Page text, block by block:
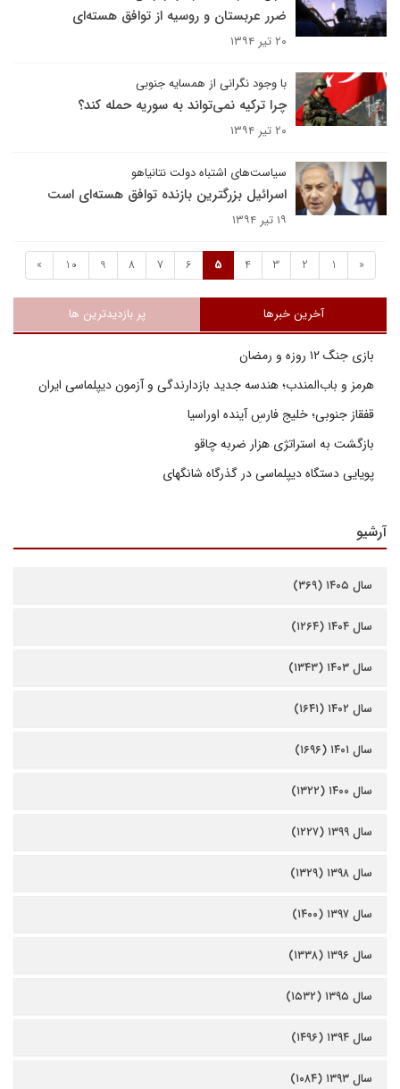
ضرر عربستان و روسیه از توافق هسته‌ای
۲۰ تیر ۱۳۹۴
با وجود نگرانی از همسایه‌ جنوبی
چرا ترکیه نمی‌تواند به سوریه حمله کند؟
۲۰ تیر ۱۳۹۴
سیاست‌های اشتباه دولت نتانیاهو
اسرائیل بزرگترین بازنده توافق هسته‌ای است
۱۹ تیر ۱۳۹۴
«
1
2
3
4
5
6
7
8
9
10
»
آخرین خبرها پر بازدیدترین ها
بازی جنگ ۱۲ روزه و رمضان
هرمز و باب‌المندب؛ هندسه جدید بازدارندگی و آزمون دیپلماسی ایران
قفقاز جنوبی؛ خلیج فارسِ آینده اوراسیا
بازگشت به استراتژی هزار ضربه چاقو
پویایی دستگاه دیپلماسی در گذرگاه شانگهای
آرشیو
سال ۱۴۰۵ (۳۶۹)
سال ۱۴۰۴ (۱۲۶۴)
سال ۱۴۰۳ (۱۳۴۳)
سال ۱۴۰۲ (۱۶۴۱)
سال ۱۴۰۱ (۱۶۹۶)
سال ۱۴۰۰ (۱۳۲۲)
سال ۱۳۹۹ (۱۲۲۷)
سال ۱۳۹۸ (۱۳۲۹)
سال ۱۳۹۷ (۱۴۰۰)
سال ۱۳۹۶ (۱۳۳۸)
سال ۱۳۹۵ (۱۵۳۲)
سال ۱۳۹۴ (۱۴۹۶)
سال ۱۳۹۳ (۱۰۸۴)